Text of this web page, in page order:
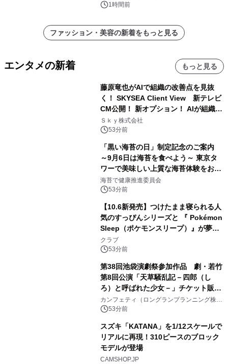
1時間前
ファッション・美容の新着をもっと見る
エンタメの新着 もっと見る
藤原竜也がAIで組織の改善点を見抜
く！ SKYSEA Client View 新テレビ
CM公開！ 新オプション！ AIが組織の
業務実態を分析し労務改善を支援。 藤
原竜也メイキング動画公開 「もしAIが
自分を分析したら、すぐ休めと言われ
る自信がある」「昨年の夏はカブトム
シを捕まえたり、虫と戦ったり…」
Ｓｋｙ株式会社
53分前
「黒い海苔の日」制定記念のご案内
～9月6日は海苔を食べよう～ 東京タ
ワーで美味しい上質な海苔体験をお届
けします！
海苔で健康推進委員会
53分前
【10.6新発売】つけたまま寝られる人
気のすっぴんシリーズと 『 Pokémon
Sleep（ポケモンスリープ）』が夢の
コラボレーション！
クラブ
53分前
第38回池袋演劇祭参加作品 劇・若竹
第8回公演「天草騒乱記－四郎（し
ろ）と呼ばれた少女－」チケット販売
開始
カンフェティ（ロングランプランニング株式
会社）
53分前
スズキ「KATANA」を1/12スケールで
リアルに再現！310ピースのブロック
モデルが登場
CAMSHOP.JP